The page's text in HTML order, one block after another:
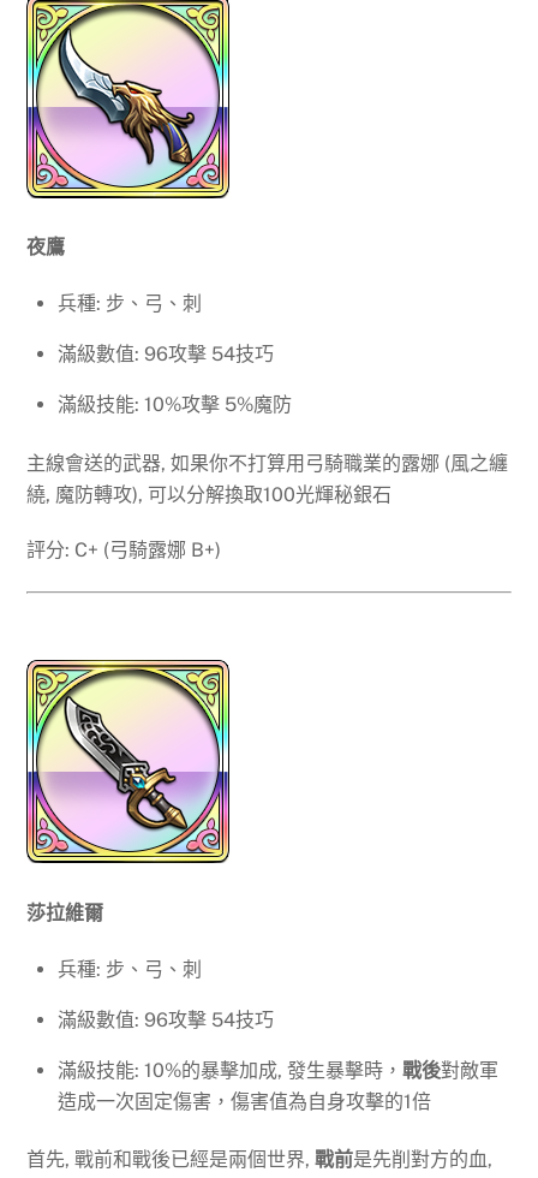
夜鷹
兵種: 步、弓、刺
滿級數值: 96攻擊 54技巧
滿級技能: 10%攻擊 5%魔防
主線會送的武器, 如果你不打算用弓騎職業的露娜 (風之纏
繞, 魔防轉攻), 可以分解換取100光輝秘銀石
評分: C+ (弓騎露娜 B+)
莎拉維爾
兵種: 步、弓、刺
滿級數值: 96攻擊 54技巧
滿級技能: 10%的暴擊加成, 發生暴擊時， 戰後對敵軍
造成一次固定傷害，傷害值為自身攻擊的1倍
首先, 戰前和戰後已經是兩個世界,戰前是先削對方的血,